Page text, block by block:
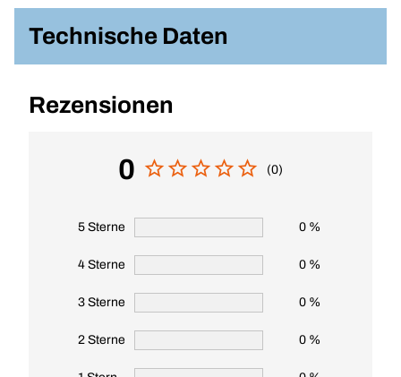
Technische Daten
Rezensionen
0 (0)
5 Sterne 0 %
4 Sterne 0 %
3 Sterne 0 %
2 Sterne 0 %